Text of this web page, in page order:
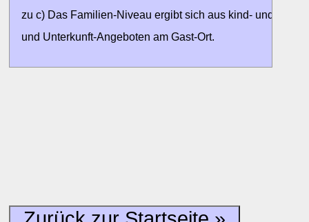
zu c) Das Familien-Niveau ergibt sich aus kind- und
und Unterkunft-Angeboten am Gast-Ort.